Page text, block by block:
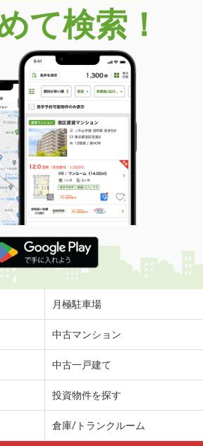
て検索！
月極駐車場
中古マンション
中古一戸建て
投資物件を探す
倉庫/トランクルーム